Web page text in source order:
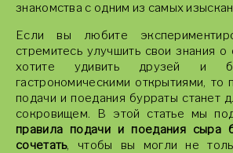
знакомства с одним из самых
Если вы любите
стремитесь улучшить свои знания
хотите удивить друзей и
гастрономическими открытиями, то
подачи и поедания бурраты станет
сокровищем. В этой статье мы
правила подачи и поедания
сочетать, чтобы вы могли не